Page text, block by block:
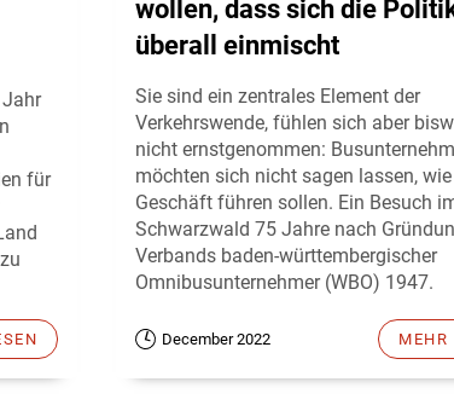
für
wollen, dass sich die
überall einmischt
Sie sind ein zentrales Element der
Verkehrswende, fühlen sich aber
nicht ernstgenommen:
möchten sich nicht sagen lassen,
Geschäft führen sollen. Ein Besuch
Schwarzwald 75 Jahre nach
Verbands baden-württembergischer
Omnibusunternehmer (WBO) 1947.
December 2022 MEHR